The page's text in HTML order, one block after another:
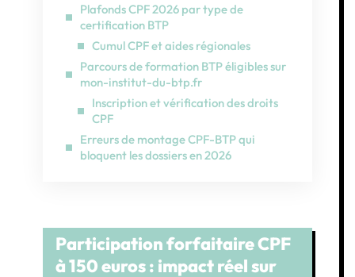
Plafonds CPF 2026 par type de
certification BTP
Cumul CPF et aides régionales
Parcours de formation BTP éligibles sur
mon-institut-du-btp.fr
Inscription et vérification des droits
CPF
Erreurs de montage CPF-BTP qui
bloquent les dossiers en 2026
Participation forfaitaire CPF
à 150 euros : impact réel sur